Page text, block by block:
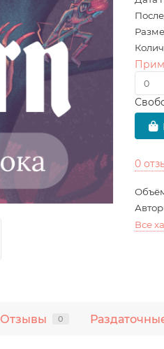
0
Все
Отзывы 0